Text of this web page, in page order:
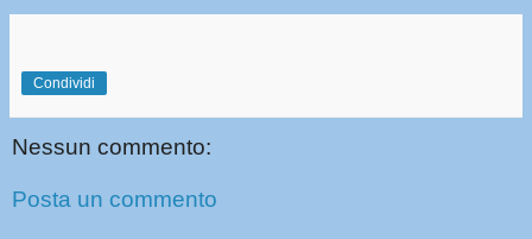
Condividi
Nessun commento:
Posta un commento